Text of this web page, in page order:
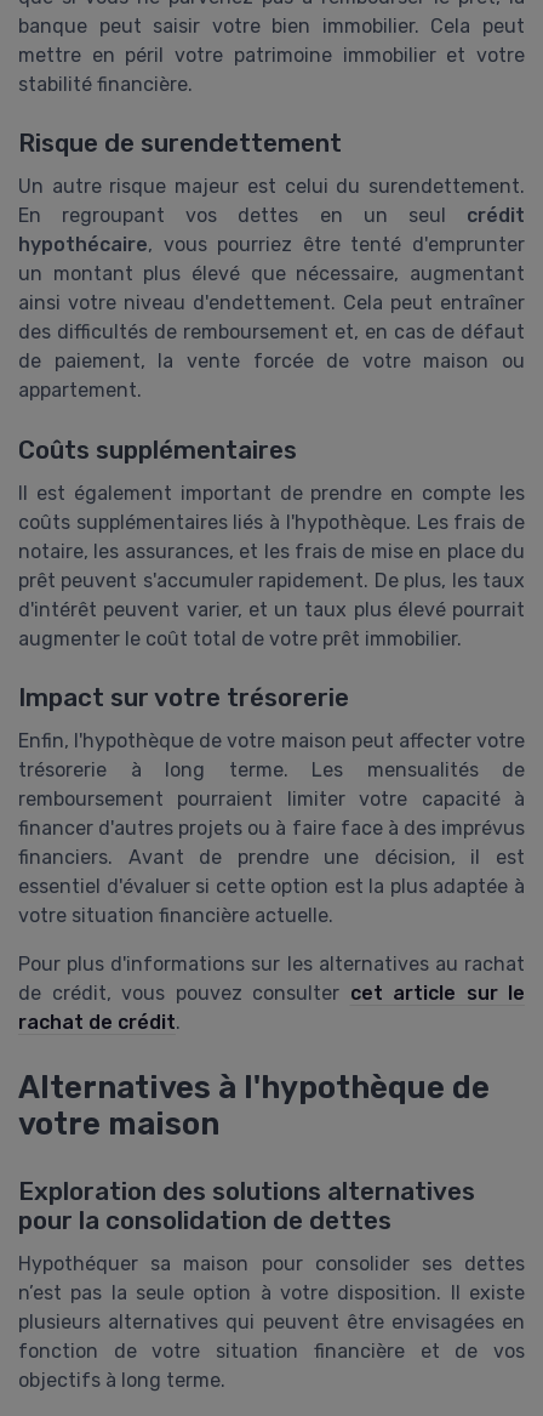
banque peut saisir votre bien immobilier. Cela peut
mettre en péril votre patrimoine immobilier et votre
stabilité financière.
Risque de surendettement
Un autre risque majeur est celui du surendettement.
En regroupant vos dettes en un seul crédit
hypothécaire, vous pourriez être tenté d'emprunter
un montant plus élevé que nécessaire, augmentant
ainsi votre niveau d'endettement. Cela peut entraîner
des difficultés de remboursement et, en cas de défaut
de paiement, la vente forcée de votre maison ou
appartement.
Coûts supplémentaires
Il est également important de prendre en compte les
coûts supplémentaires liés à l'hypothèque. Les frais de
notaire, les assurances, et les frais de mise en place du
prêt peuvent s'accumuler rapidement. De plus, les taux
d'intérêt peuvent varier, et un taux plus élevé pourrait
augmenter le coût total de votre prêt immobilier.
Impact sur votre trésorerie
Enfin, l'hypothèque de votre maison peut affecter votre
trésorerie à long terme. Les mensualités de
remboursement pourraient limiter votre capacité à
financer d'autres projets ou à faire face à des imprévus
financiers. Avant de prendre une décision, il est
essentiel d'évaluer si cette option est la plus adaptée à
votre situation financière actuelle.
Pour plus d'informations sur les alternatives au rachat
de crédit, vous pouvez consulter cet article sur le
rachat de crédit.
Alternatives à l'hypothèque de
votre maison
Exploration des solutions alternatives
pour la consolidation de dettes
Hypothéquer sa maison pour consolider ses dettes
n’est pas la seule option à votre disposition. Il existe
plusieurs alternatives qui peuvent être envisagées en
fonction de votre situation financière et de vos
objectifs à long terme.